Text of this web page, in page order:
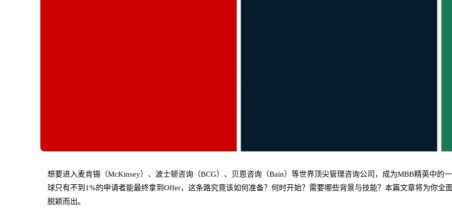
想要进入麦肯锡（McKinsey）、波士顿咨询（BCG）、贝恩咨询（Bain）等世界顶尖管理咨询公司，成为MBB精英中的
球只有不到1%的申请者能最终拿到Offer，这条路究竟该如何准备？何时开始？需要哪些背景与技能？本篇文章将为你全
脱颖而出。